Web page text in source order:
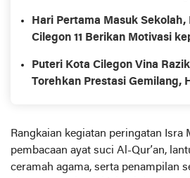
Hari Pertama Masuk Sekolah,
Cilegon 11 Berikan Motivasi
Puteri Kota Cilegon Vina
Torehkan Prestasi Gemilang,
Rangkaian kegiatan peringatan Isra
pembacaan ayat suci Al-Qur’an,
ceramah agama, serta penampilan